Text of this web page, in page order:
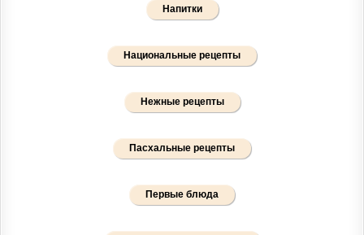
Напитки
Национальные рецепты
Нежные рецепты
Пасхальные рецепты
Первые блюда